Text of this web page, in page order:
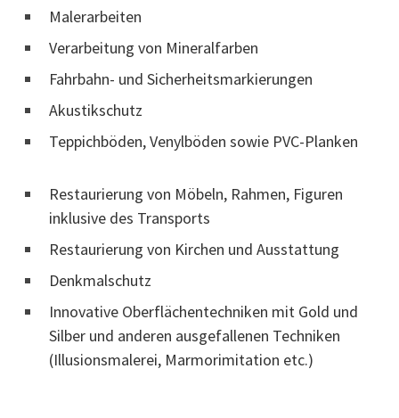
Malerarbeiten
Verarbeitung von Mineralfarben
Fahrbahn- und Sicherheitsmarkierungen
Akustikschutz
Teppichböden, Venylböden sowie PVC-Planken
Restaurierung von Möbeln, Rahmen, Figuren
inklusive des Transports
Restaurierung von Kirchen und Ausstattung
Denkmalschutz
Innovative Oberflächentechniken mit Gold und
Silber und anderen ausgefallenen Techniken
(Illusionsmalerei, Marmorimitation etc.)